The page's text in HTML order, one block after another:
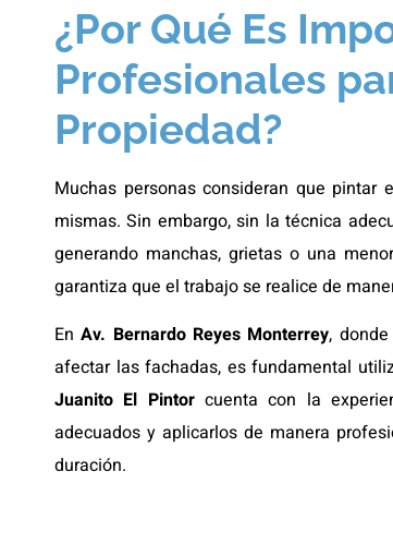
¿Por Qué Es
Profesionales
Propiedad?
Muchas personas consideran que
mismas. Sin embargo, sin la técnica
generando manchas, grietas o una
garantiza que el trabajo se realice de
EnAv. Bernardo Reyes Monterrey,
afectar las fachadas, es fundamental
Juanito El Pintorcuenta con la
adecuados y aplicarlos de manera
duración.